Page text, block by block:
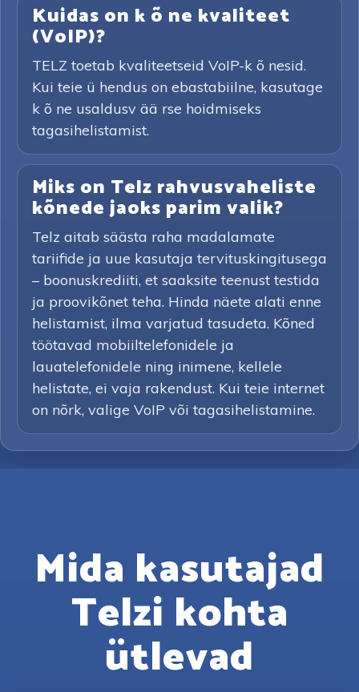
Kuidas on k õ ne kvaliteet
(VoIP)?
TELZ toetab kvaliteetseid VoIP-k õ nesid.
Kui teie ü hendus on ebastabiilne, kasutage
k õ ne usaldusv ää rse hoidmiseks
tagasihelistamist.
Miks on Telz rahvusvaheliste
kõnede jaoks parim valik?
Telz aitab säästa raha madalamate
tariifide ja uue kasutaja tervituskingitusega
– boonuskrediiti, et saaksite teenust testida
ja proovikõnet teha. Hinda näete alati enne
helistamist, ilma varjatud tasudeta. Kõned
töötavad mobiiltelefonidele ja
lauatelefonidele ning inimene, kellele
helistate, ei vaja rakendust. Kui teie internet
on nõrk, valige VoIP või tagasihelistamine.
Mida kasutajad
Telzi kohta
ütlevad